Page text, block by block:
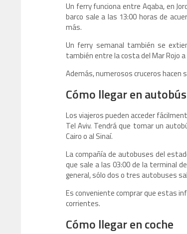
Un ferry funciona entre Aqaba, en
barco sale a las 13:00 horas de
más.
Un ferry semanal también se
también entre la costa del Mar Rojo
Además, numerosos cruceros hacen
Cómo llegar en autobús
Los viajeros pueden acceder
Tel Aviv. Tendrá que tomar un
Cairo o al Sinaí.
La compañía de autobuses del
que sale a las 03:00 de la terminal
general, sólo dos o tres autobuses
Es conveniente comprar que estas
corrientes.
Cómo llegar en coche